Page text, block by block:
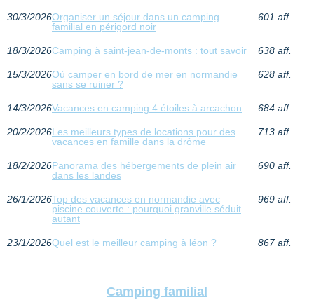
30/3/2026Organiser un séjour dans un camping
familial en périgord noir
601 aff.
18/3/2026Camping à saint-jean-de-monts : tout savoir 638 aff.
15/3/2026Où camper en bord de mer en normandie
sans se ruiner ?
628 aff.
14/3/2026Vacances en camping 4 étoiles à arcachon 684 aff.
20/2/2026Les meilleurs types de locations pour des
vacances en famille dans la drôme
713 aff.
18/2/2026Panorama des hébergements de plein air
dans les landes
690 aff.
26/1/2026Top des vacances en normandie avec
piscine couverte : pourquoi granville séduit
autant
969 aff.
23/1/2026Quel est le meilleur camping à léon ? 867 aff.
Camping familial